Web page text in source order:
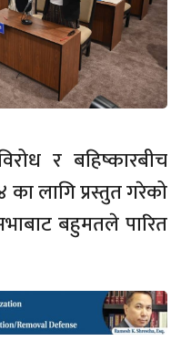
र बहिष्कारबीच
लागि प्रस्तुत गरेको
बहुमतले पारित